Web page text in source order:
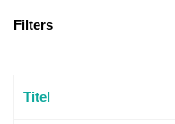
Filters
Titel